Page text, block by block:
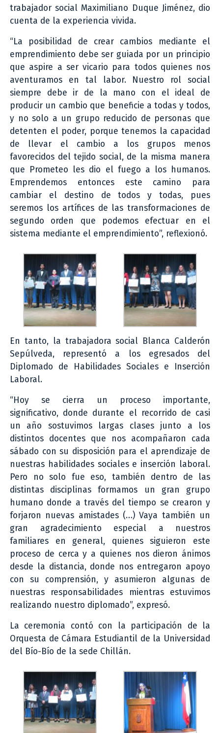
trabajador social Maximiliano Duque Jiménez, dio
cuenta de la experiencia vivida.
“La posibilidad de crear cambios mediante el
emprendimiento debe ser guiada por un principio
que aspire a ser vicario para todos quienes nos
aventuramos en tal labor. Nuestro rol social
siempre debe ir de la mano con el ideal de
producir un cambio que beneficie a todas y todos,
y no solo a un grupo reducido de personas que
detenten el poder, porque tenemos la capacidad
de llevar el cambio a los grupos menos
favorecidos del tejido social, de la misma manera
que Prometeo les dio el fuego a los humanos.
Emprendemos entonces este camino para
cambiar el destino de todos y todas, pues
seremos los artífices de las transformaciones de
segundo orden que podemos efectuar en el
sistema mediante el emprendimiento”, reflexionó.
En tanto, la trabajadora social Blanca Calderón
Sepúlveda, representó a los egresados del
Diplomado de Habilidades Sociales e Inserción
Laboral.
“Hoy se cierra un proceso importante,
significativo, donde durante el recorrido de casi
un año sostuvimos largas clases junto a los
distintos docentes que nos acompañaron cada
sábado con su disposición para el aprendizaje de
nuestras habilidades sociales e inserción laboral.
Pero no solo fue eso, también dentro de las
distintas disciplinas formamos un gran grupo
humano donde a través del tiempo se crearon y
forjaron nuevas amistades (…) Vaya también un
gran agradecimiento especial a nuestros
familiares en general, quienes siguieron este
proceso de cerca y a quienes nos dieron ánimos
desde la distancia, donde nos entregaron apoyo
con su comprensión, y asumieron algunas de
nuestras responsabilidades mientras estuvimos
realizando nuestro diplomado”, expresó.
La ceremonia contó con la participación de la
Orquesta de Cámara Estudiantil de la Universidad
del Bío-Bío de la sede Chillán.